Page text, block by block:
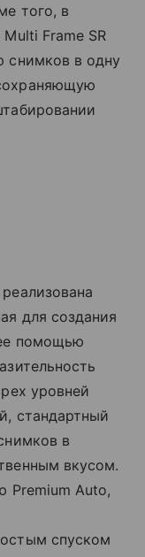
того, в
Frame SR
снимков в одну
для создания
помощью
уровней
стандартный
в
вкусом.
Premium Auto,
спуском